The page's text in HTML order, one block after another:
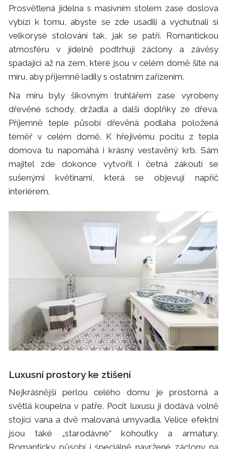
Prosvětlená jídelna s masivním stolem zase doslova
vybízí k tomu, abyste se zde usadili a vychutnali si
velkorysé stolování tak, jak se patří. Romantickou
atmosféru v jídelně podtrhují záclony a závěsy
spadající až na zem, které jsou v celém domě šité na
míru, aby příjemně ladily s ostatním zařízením.
Na míru byly šikovným truhlářem zase vyrobeny
dřevěné schody, držadla a další doplňky ze dřeva.
Příjemně teple působí dřevěná podlaha položená
téměř v celém domě. K hřejivému pocitu z tepla
domova tu napomáhá i krásný vestavěný krb. Sám
majitel zde dokonce vytvořil i četná zákoutí se
sušenými květinami, která se objevují napříč
interiérem.
Luxusní prostory ke ztišení
Nejkrásnější perlou celého domu je prostorná a
světlá koupelna v patře. Pocit luxusu jí dodává volně
stojící vana a dvě malovaná umyvadla. Velice efektní
jsou také „starodávné“ kohoutky a armatury.